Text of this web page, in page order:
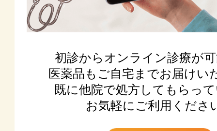
初診からオンライン診療が
医薬品もご自宅までお届けい
既に他院で処方してもらっ
お気軽にご利用くださ